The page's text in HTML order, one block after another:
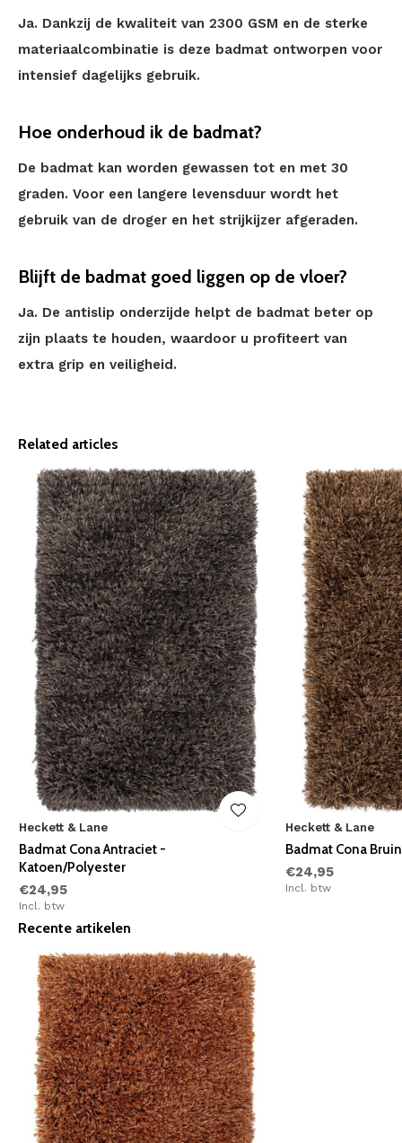
Ja. Dankzij de kwaliteit van 2300 GSM en de sterke
materiaalcombinatie is deze badmat ontworpen voor
intensief dagelijks gebruik.
Hoe onderhoud ik de badmat?
De badmat kan worden gewassen tot en met 30
graden. Voor een langere levensduur wordt het
gebruik van de droger en het strijkijzer afgeraden.
Blijft de badmat goed liggen op de vloer?
Ja. De antislip onderzijde helpt de badmat beter op
zijn plaats te houden, waardoor u profiteert van
extra grip en veiligheid.
Related articles
Heckett & Lane
Badmat Cona Antraciet -
Katoen/Polyester
€24,95
Incl. btw
Heckett & Lane
Badmat Cona
€24,95
Incl. btw
Recente artikelen